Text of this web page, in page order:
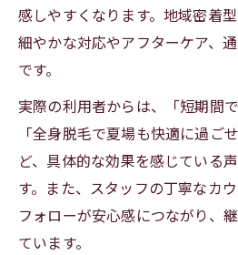
感しやすくなります。地域密着
細やかな対応やアフターケア、
です。
実際の利用者からは、「短期間
「全身脱毛で夏場も快適に過ご
ど、具体的な効果を感じている
す。また、スタッフの丁寧なカ
フォローが安心感につながり、
ています。